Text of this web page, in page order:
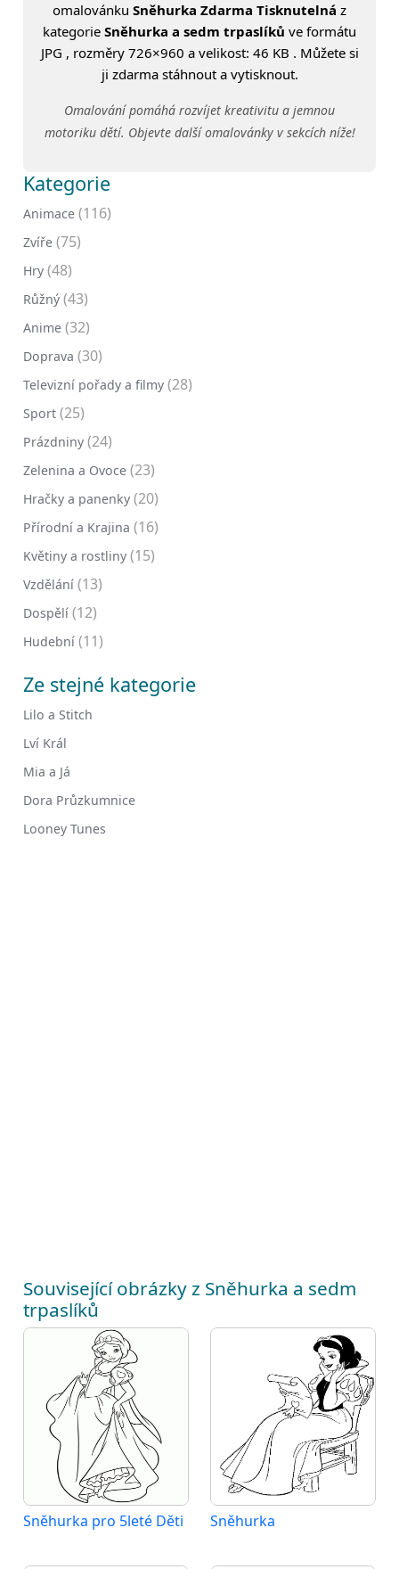
omalovánku Sněhurka Zdarma Tisknutelná z
kategorie Sněhurka a sedm trpaslíků ve formátu
JPG , rozměry 726×960 a velikost: 46 KB . Můžete si
ji zdarma stáhnout a vytisknout.
Omalování pomáhá rozvíjet kreativitu a jemnou
motoriku dětí. Objevte další omalovánky v sekcích níže!
Kategorie
Animace (116)
Zvíře (75)
Hry (48)
Růžný (43)
Anime (32)
Doprava (30)
Televizní pořady a filmy (28)
Sport (25)
Prázdniny (24)
Zelenina a Ovoce (23)
Hračky a panenky (20)
Přírodní a Krajina (16)
Květiny a rostliny (15)
Vzdělání (13)
Dospělí (12)
Hudební (11)
Ze stejné kategorie
Lilo a Stitch
Lví Král
Mia a Já
Dora Průzkumnice
Looney Tunes
Související obrázky z Sněhurka a sedm
trpaslíků
Sněhurka pro 5leté Děti Sněhurka